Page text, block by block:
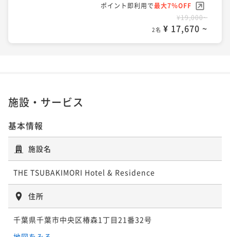
ポイント即利用で最大7％OFF
¥19,000~
2名 ¥ 17,670 ~
施設・サービス
基本情報
施設名
THE TSUBAKIMORI Hotel & Residence
住所
千葉県千葉市中央区椿森1丁目21番32号